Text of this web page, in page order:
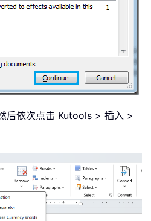
后依次点击 Kutools > 插入 >